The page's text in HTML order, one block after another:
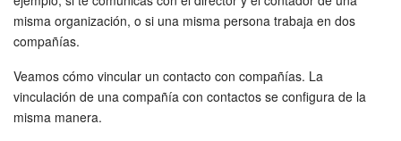
Firma electrónica
Automatización
misma organización, o si una misma persona trabaja en dos
compañías.
Veamos cómo vincular un contacto con compañías. La
vinculación de una compañía con contactos se configura de la
misma manera.